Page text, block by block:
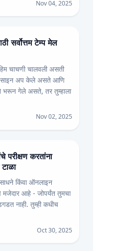
Nov 04, 2025
सर्वोत्तम टेम्प मेल
चाचणी चालवली असती
साइन अप केले असते आणि
भरून गेले असते, तर तुम्हाला
Nov 02, 2025
परीक्षण करतांना
किंवा ऑनलाइन
मजेदार आहे - जोपर्यंत तुमचा
नाही. तुम्ही कधीच
Oct 30, 2025